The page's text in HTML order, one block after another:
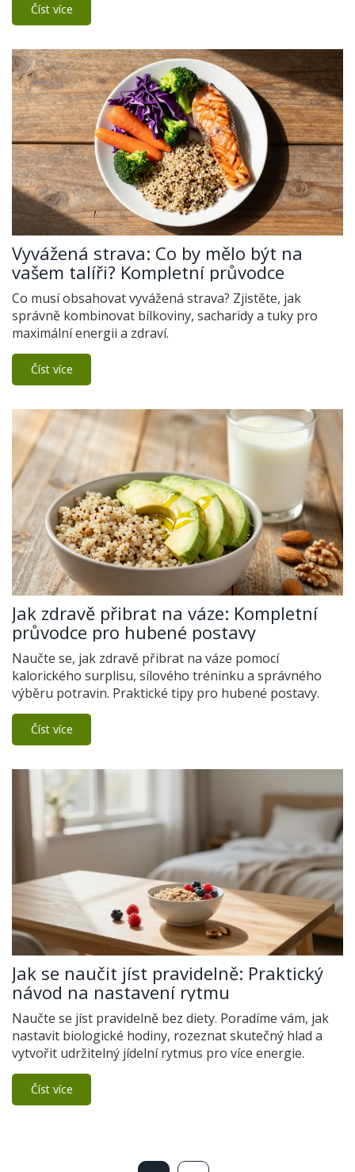
Číst více
Vyvážená strava: Co by mělo být na
vašem talíři? Kompletní průvodce
Co musí obsahovat vyvážená strava? Zjistěte, jak
správně kombinovat bílkoviny, sacharidy a tuky pro
maximální energii a zdraví.
Číst více
Jak zdravě přibrat na váze: Kompletní
průvodce pro hubené postavy
Naučte se, jak zdravě přibrat na váze pomocí
kalorického surplisu, sílového tréninku a správného
výběru potravin. Praktické tipy pro hubené postavy.
Číst více
Jak se naučit jíst pravidelně: Praktický
návod na nastavení rytmu
Naučte se jíst pravidelně bez diety. Poradíme vám, jak
nastavit biologické hodiny, rozeznat skutečný hlad a
vytvořit udržitelný jídelní rytmus pro více energie.
Číst více